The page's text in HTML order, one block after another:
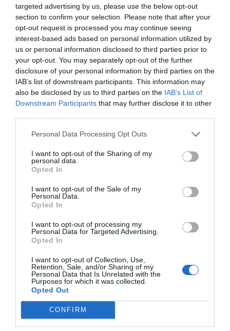
targeted advertising by us, please use the below opt-out
section to confirm your selection. Please note that after your
opt-out request is processed you may continue seeing
interest-based ads based on personal information utilized by
us or personal information disclosed to third parties prior to
your opt-out. You may separately opt-out of the further
disclosure of your personal information by third parties on the
IAB’s list of downstream participants. This information may
also be disclosed by us to third parties on the IAB’s List of
Downstream Participants that may further disclose it to other
Personal Data Processing Opt Outs
I want to opt-out of the Sharing of my
personal data.
Opted In
I want to opt-out of the Sale of my
Personal Data.
Opted In
I want to opt-out of processing my
Personal Data for Targeted Advertising.
Opted In
I want to opt-out of Collection, Use,
Retention, Sale, and/or Sharing of my
Personal Data that Is Unrelated with the
Purposes for which it was collected.
Opted Out
CONFIRM